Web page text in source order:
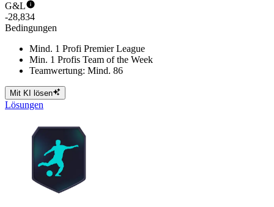
G&L
-28,834
Bedingungen
Mind. 1 Profi Premier League
Min. 1 Profis Team of the Week
Teamwertung: Mind. 86
Mit KI lösen
Lösungen